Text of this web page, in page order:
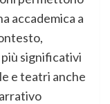
accademica a
significativi
e teatri anche